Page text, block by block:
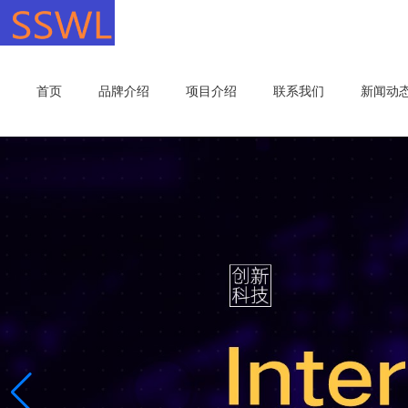
首页 品牌介绍 项目介绍 联系我们 新闻动